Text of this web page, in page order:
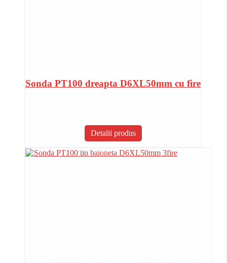
Sonda PT100 dreapta D6XL50mm cu fire
Detalii produs